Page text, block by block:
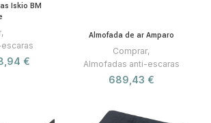
Iskio BM
,
€
Almofada de ar Amparo
Comprar,
Almofadas anti-escaras
689,43 €